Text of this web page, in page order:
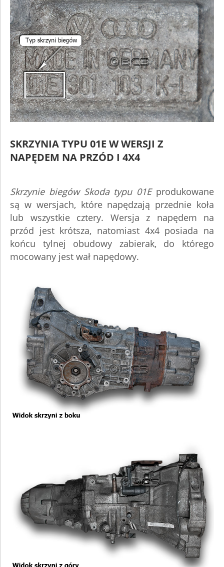
SKRZYNIA TYPU 01E W WERSJI Z
NAPĘDEM NA PRZÓD I 4X4
Skrzynie biegów Skoda typu 01Eprodukowane
są w wersjach, które napędzają przednie koła
lub wszystkie cztery. Wersja z napędem na
przód jest krótsza, natomiast 4x4 posiada na
końcu tylnej obudowy zabierak, do którego
mocowany jest wał napędowy.